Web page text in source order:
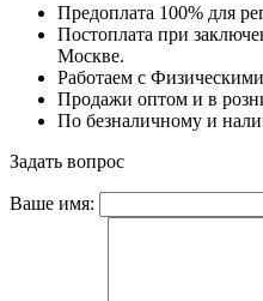
Предоплата 100% для
Постоплата при
Москве.
Работаем с
Продажи оптом и в
По безналичному и
Задать вопрос
Ваше имя: